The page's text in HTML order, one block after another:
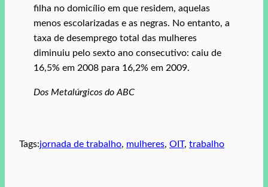
filha no domicílio em que residem, aquelas
menos escolarizadas e as negras. No entanto, a
taxa de desemprego total das mulheres
diminuiu pelo sexto ano consecutivo: caiu de
16,5% em 2008 para 16,2% em 2009.
Dos Metalúrgicos do ABC
Tags:jornada de trabalho, mulheres, OIT, trabalho